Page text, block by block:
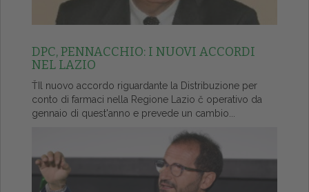
DPC, PENNACCHIO: I NUOVI ACCORDI
NEL LAZIO
ŤIl nuovo accordo riguardante la Distribuzione per
conto di farmaci nella Regione Lazio č operativo da
gennaio di quest'anno e prevede un cambio...